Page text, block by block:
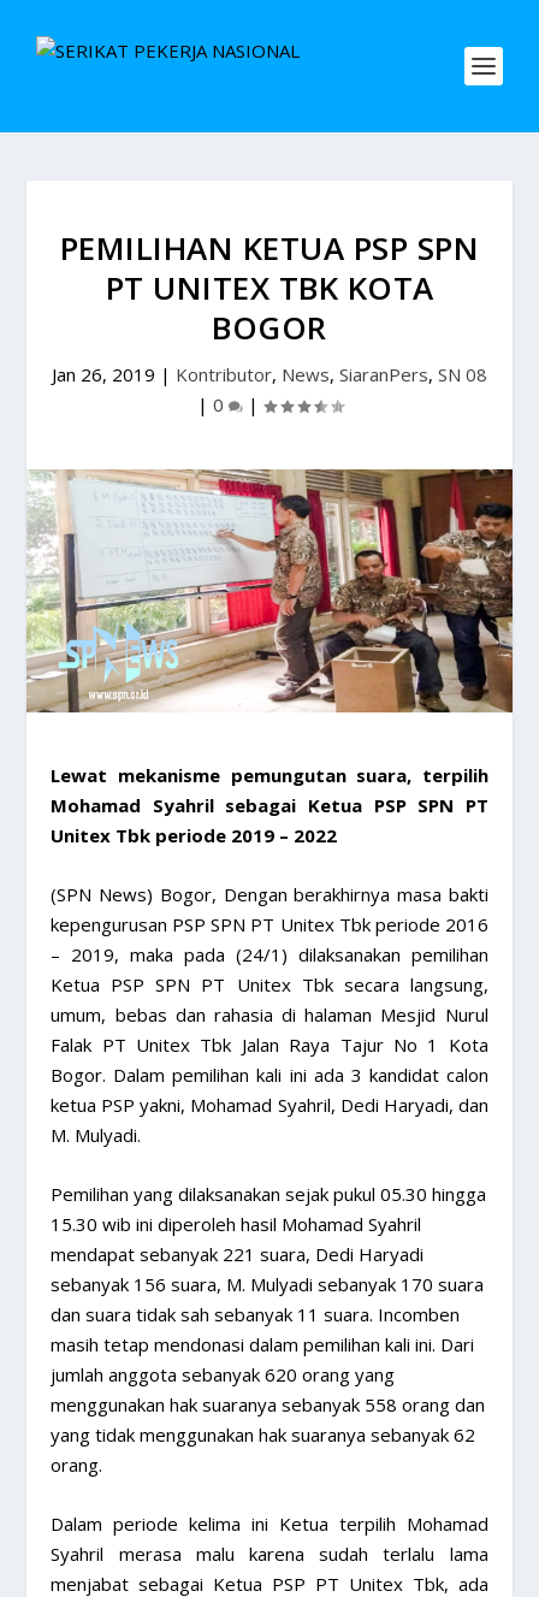
PEMILIHAN KETUA PSP SPN
PT UNITEX TBK KOTA
BOGOR
Jan 26, 2019 | Kontributor, News, SiaranPers, SN 08
| 0 |
Lewat mekanisme pemungutan suara, terpilih
Mohamad Syahril sebagai Ketua PSP SPN PT
Unitex Tbk periode 2019 – 2022
(SPN News) Bogor, Dengan berakhirnya masa bakti
kepengurusan PSP SPN PT Unitex Tbk periode 2016
– 2019, maka pada (24/1) dilaksanakan pemilihan
Ketua PSP SPN PT Unitex Tbk secara langsung,
umum, bebas dan rahasia di halaman Mesjid Nurul
Falak PT Unitex Tbk Jalan Raya Tajur No 1 Kota
Bogor. Dalam pemilihan kali ini ada 3 kandidat calon
ketua PSP yakni, Mohamad Syahril, Dedi Haryadi, dan
M. Mulyadi.
Pemilihan yang dilaksanakan sejak pukul 05.30 hingga
15.30 wib ini diperoleh hasil Mohamad Syahril
mendapat sebanyak 221 suara, Dedi Haryadi
sebanyak 156 suara, M. Mulyadi sebanyak 170 suara
dan suara tidak sah sebanyak 11 suara. Incomben
masih tetap mendonasi dalam pemilihan kali ini. Dari
jumlah anggota sebanyak 620 orang yang
menggunakan hak suaranya sebanyak 558 orang dan
yang tidak menggunakan hak suaranya sebanyak 62
orang.
Dalam periode kelima ini Ketua terpilih Mohamad
Syahril merasa malu karena sudah terlalu lama
menjabat sebagai Ketua PSP PT Unitex Tbk, ada